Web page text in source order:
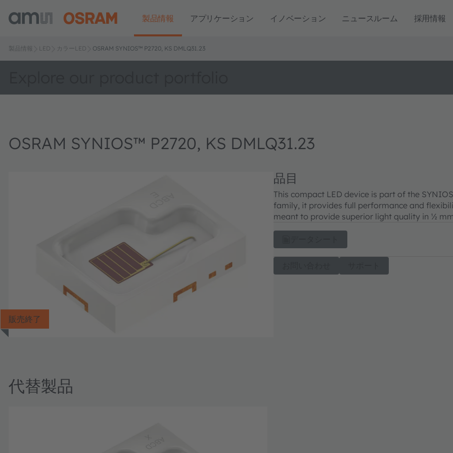
製品情報 アプリケーション イノベーション ニュースルーム 採用情報
製品情報 LED カラーLED OSRAM SYNIOS™ P2720, KS DMLQ31.23
OSRAM SYNIOS™ P2720, KS DMLQ31.23
販売終了
品目
This compact LED device is part of the
family, it provides full performance and
meant to provide superior light quality in ½
代替製品